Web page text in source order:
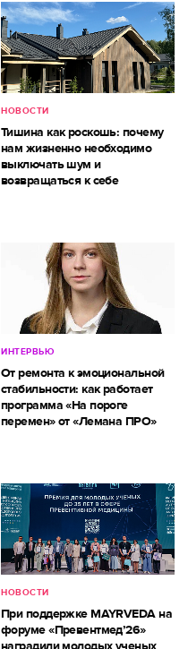
НОВОСТИ
Тишина как роскошь: почему
нам жизненно необходимо
выключать шум и
возвращаться к себе
ИНТЕРВЬЮ
От ремонта к эмоциональной
стабильности: как работает
программа «На пороге
перемен» от «Лемана ПРО»
НОВОСТИ
При поддержке MAYRVEDA на
форуме «Превентмед’26»
наградили молодых ученых